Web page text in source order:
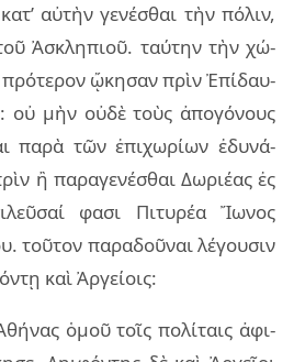
αὐ­τὴν γε­νέ­σθαι τὴν πό­λιν,
Ἀσκλη­πιοῦ. ταύ­την τὴν χώ­
πρό­τε­ρον ᾤκη­σαν πρὶν Ἐπί­δαυ­
οὐ μὴν οὐδὲ τοὺς ἀπο­γό­νους
παρὰ τῶν ἐπι­χω­ρί­ων ἐδυ­νά­
ἢ πα­ρα­γε­νέ­σθαι Δωριέ­ας ἐς
φασι Πιτυ­ρέα Ἴωνος
τοῦ­τον πα­ρα­δοῦ­ναι λέ­γου­σιν
καὶ Ἀργεί­οις:
ὁμοῦ τοῖς πο­λί­ταις ἀφι­